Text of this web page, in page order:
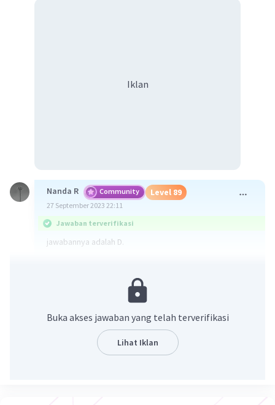
Iklan
Nanda R Community Level 89
27 September 2023 22:11
Jawaban terverifikasi
jawabannya adalah D.
dengan menyebabkan ikan lebih cepat membusuk.
Community Level 73
Buka akses jawaban yang telah terverifikasi
Lihat Iklan